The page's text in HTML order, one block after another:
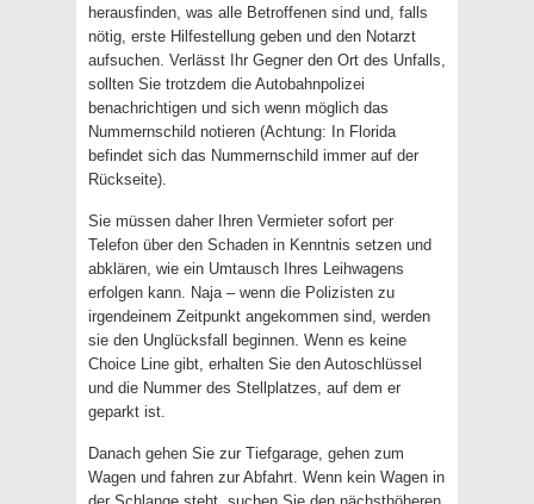
herausfinden, was alle Betroffenen sind und, falls
nötig, erste Hilfestellung geben und den Notarzt
aufsuchen. Verlässt Ihr Gegner den Ort des Unfalls,
sollten Sie trotzdem die Autobahnpolizei
benachrichtigen und sich wenn möglich das
Nummernschild notieren (Achtung: In Florida
befindet sich das Nummernschild immer auf der
Rückseite).
Sie müssen daher Ihren Vermieter sofort per
Telefon über den Schaden in Kenntnis setzen und
abklären, wie ein Umtausch Ihres Leihwagens
erfolgen kann. Naja – wenn die Polizisten zu
irgendeinem Zeitpunkt angekommen sind, werden
sie den Unglücksfall beginnen. Wenn es keine
Choice Line gibt, erhalten Sie den Autoschlüssel
und die Nummer des Stellplatzes, auf dem er
geparkt ist.
Danach gehen Sie zur Tiefgarage, gehen zum
Wagen und fahren zur Abfahrt. Wenn kein Wagen in